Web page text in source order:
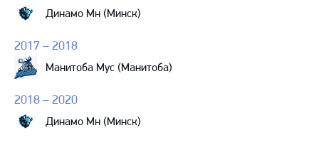
Динамо Мн (Минск)
2017 – 2018
Манитоба Мус (Манитоба)
2018 – 2020
Динамо Мн (Минск)